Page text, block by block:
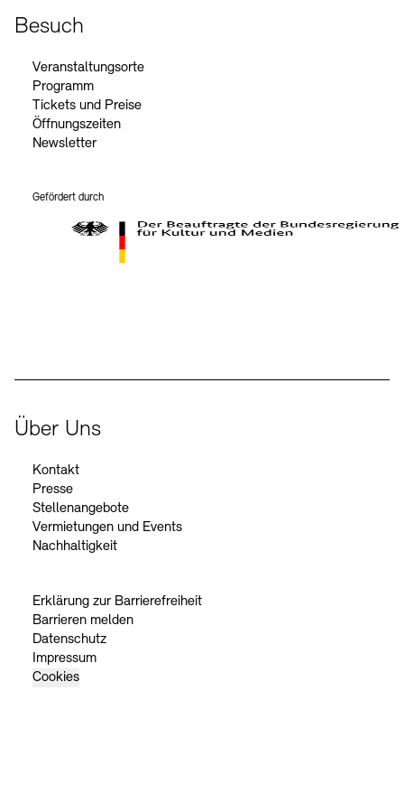
Besuch
Veranstaltungsorte
Programm
Tickets und Preise
Öffnungszeiten
Newsletter
Gefördert durch
Über Uns
Kontakt
Presse
Stellenangebote
Vermietungen und Events
Nachhaltigkeit
Erklärung zur Barrierefreiheit
Barrieren melden
Datenschutz
Impressum
Cookies